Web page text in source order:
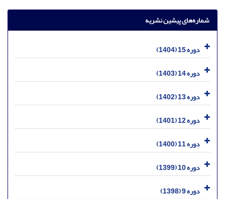
شماره‌های پیشین نشریه
دوره 15 (1404)
دوره 14 (1403)
دوره 13 (1402)
دوره 12 (1401)
دوره 11 (1400)
دوره 10 (1399)
دوره 9 (1398)